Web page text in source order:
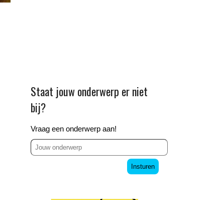
Staat jouw onderwerp er niet
bij?
Vraag een onderwerp aan!
Insturen